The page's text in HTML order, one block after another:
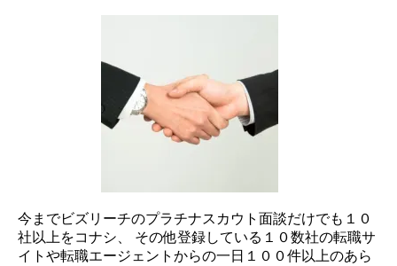
今までビズリーチのプラチナスカウト面談だけでも１０
社以上をコナシ、 その他登録している１０数社の転職サ
イトや転職エージェントからの一日１００件以上のあら